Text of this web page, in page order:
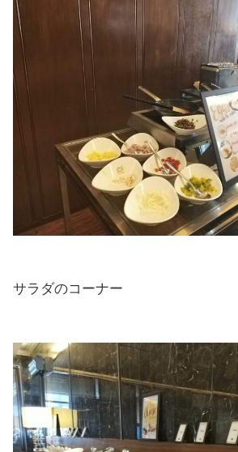
サラダのコーナー